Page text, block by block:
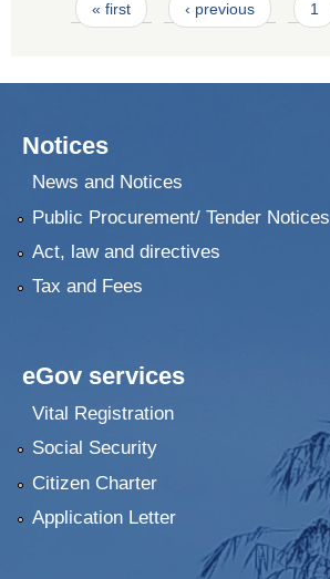
Pages
« first ‹ previous 1
Notices
News and Notices
Public Procurement/ Tender Notices
Act, law and directives
Tax and Fees
eGov services
Vital Registration
Social Security
Citizen Charter
Application Letter